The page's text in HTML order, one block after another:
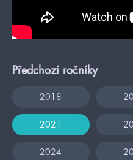
Předchozí ročníky
2018
2021
2024